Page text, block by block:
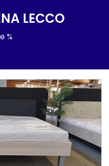
LECCO
%